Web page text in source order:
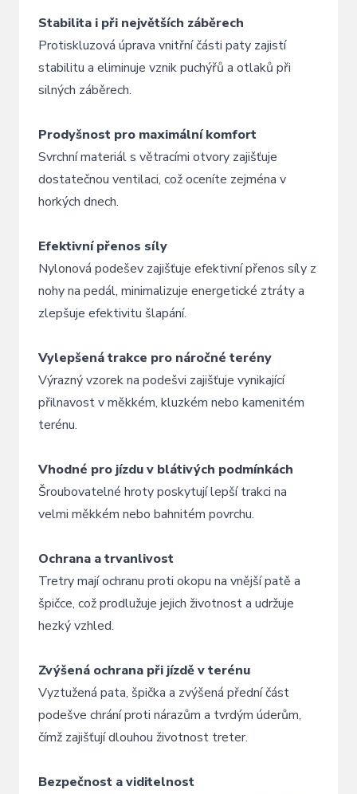
Stabilita i při největších záběrech
Protiskluzová úprava vnitřní části paty zajistí
stabilitu a eliminuje vznik puchýřů a otlaků při
silných záběrech.
Prodyšnost pro maximální komfort
Svrchní materiál s větracími otvory zajišťuje
dostatečnou ventilaci, což oceníte zejména v
horkých dnech.
Efektivní přenos síly
Nylonová podešev zajišťuje efektivní přenos síly z
nohy na pedál, minimalizuje energetické ztráty a
zlepšuje efektivitu šlapání.
Vylepšená trakce pro náročné terény
Výrazný vzorek na podešvi zajišťuje vynikající
přilnavost v měkkém, kluzkém nebo kamenitém
terénu.
Vhodné pro jízdu v blátivých podmínkách
Šroubovatelné hroty poskytují lepší trakci na
velmi měkkém nebo bahnitém povrchu.
Ochrana a trvanlivost
Tretry mají ochranu proti okopu na vnější patě a
špičce, což prodlužuje jejich životnost a udržuje
hezký vzhled.
Zvýšená ochrana při jízdě v terénu
Vyztužená pata, špička a zvýšená přední část
podešve chrání proti nárazům a tvrdým úderům,
čímž zajišťují dlouhou životnost treter.
Bezpečnost a viditelnost